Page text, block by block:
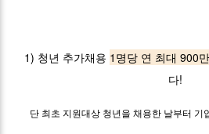
1) 청년 추가채용 1명당 연 최대 900
다!
단 최초 지원대상 청년을 채용한 날부터 기